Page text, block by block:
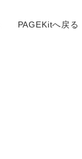
PAGEKitへ戻る